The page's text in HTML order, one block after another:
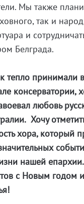
Мы также
так и
и
Белграда.
тепло принимали
консерватории,
любовь
Хочу
хора, который
нашей
с Новым годом